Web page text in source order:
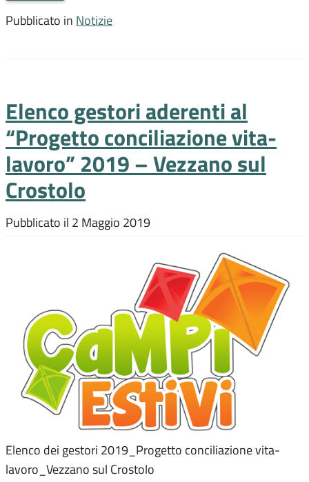
Pubblicato in Notizie
Elenco gestori aderenti al
“Progetto conciliazione vita-
lavoro” 2019 – Vezzano sul
Crostolo
Pubblicato il 2 Maggio 2019
Elenco dei gestori 2019_Progetto conciliazione vita-
lavoro_Vezzano sul Crostolo